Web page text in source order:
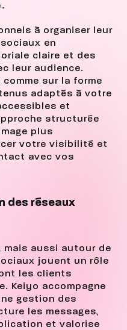
à organiser leur
en
claire et des
leur audience.
sur la forme
adaptés à votre
et
structurée
plus
votre visibilité et
avec vos
des réseaux
mais aussi autour de
jouent un rôle
les clients
Keiyo accompagne
gestion des
les messages,
et valorise